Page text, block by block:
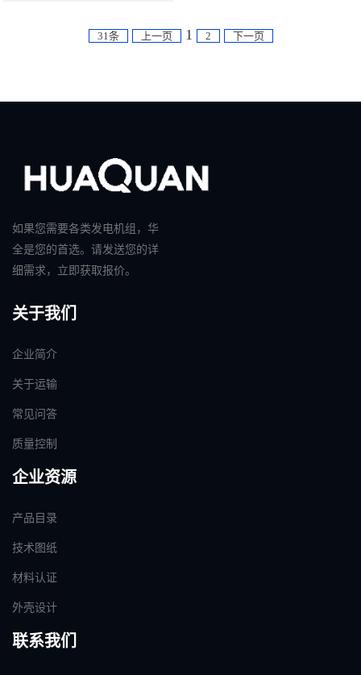
31条 上一页 1 2 下一页
如果您需要各类发电机组，华
全是您的首选。请发送您的详
细需求，立即获取报价。
关于我们
企业简介
关于运输
常见问答
质量控制
企业资源
产品目录
技术图纸
材料认证
外壳设计
联系我们